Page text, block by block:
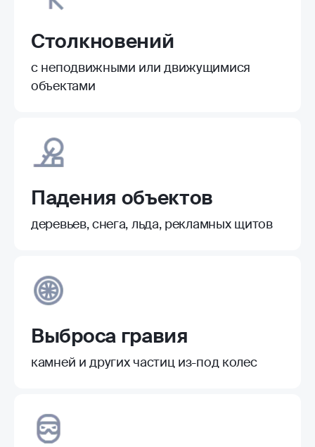
Столкновений
с неподвижными или движущимися
объектами
Падения объектов
деревьев, снега, льда, рекламных щитов
Выброса гравия
камней и других частиц из-под колес